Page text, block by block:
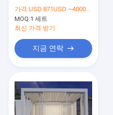
가격:USD 871USD ~4000USD or more based on the sizes
MOQ:1 세트
최신 가격 받기
지금 연락